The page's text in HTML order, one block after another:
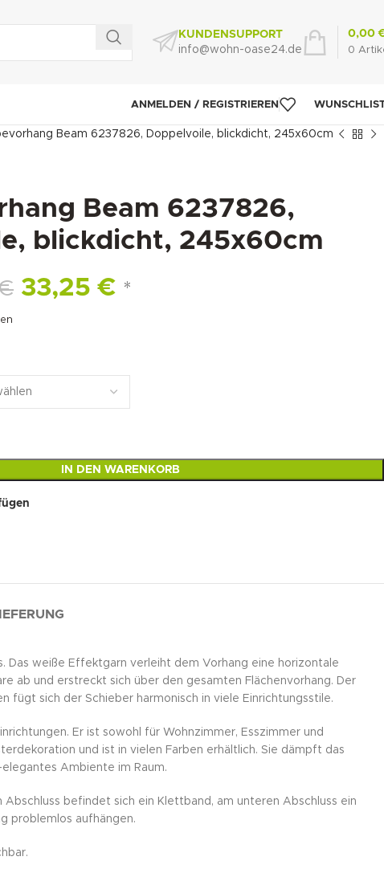
KUNDENSUPPORT
info@wohn-oase24.de
0
0,00
ANMELDEN / REGISTRIEREN
Beam 6237826, Doppelvoile, blickdicht, 245x60cm
Beam 6237826,
blickdicht, 245x60cm
33,25€ *
IN DEN WARENKORB
Das weiße Effektgarn verleiht dem Vorhang eine horizontale
ab und erstreckt sich über den gesamten Flächenvorhang. Der
fügt sich der Schieber harmonisch in viele Einrichtungsstile.
Er ist sowohl für Wohnzimmer, Esszimmer und
und ist in vielen Farben erhältlich. Sie dämpft das
Ambiente im Raum.
befindet sich ein Klettband, am unteren Abschluss ein
problemlos aufhängen.